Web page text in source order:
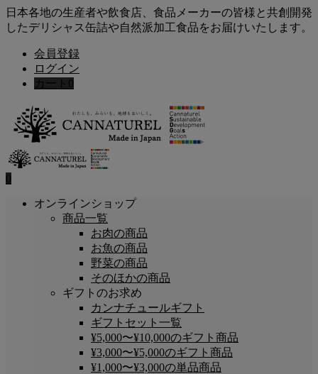
日本各地の生産者や飲食店、食品メーカーの皆様と共創開発
したデリシャス缶詰や自然派加工食品をお届けいたします。
会員登録
ログイン
カート 0
0
オンラインショップ
商品一覧
お肉の商品
お魚の商品
野菜の商品
そのほかの商品
ギフトのお求め
カンナチュールギフト
ギフトセット一覧
¥5,000〜¥10,000のギフト商品
¥3,000〜¥5,000のギフト商品
¥1,000〜¥3,000の単品商品